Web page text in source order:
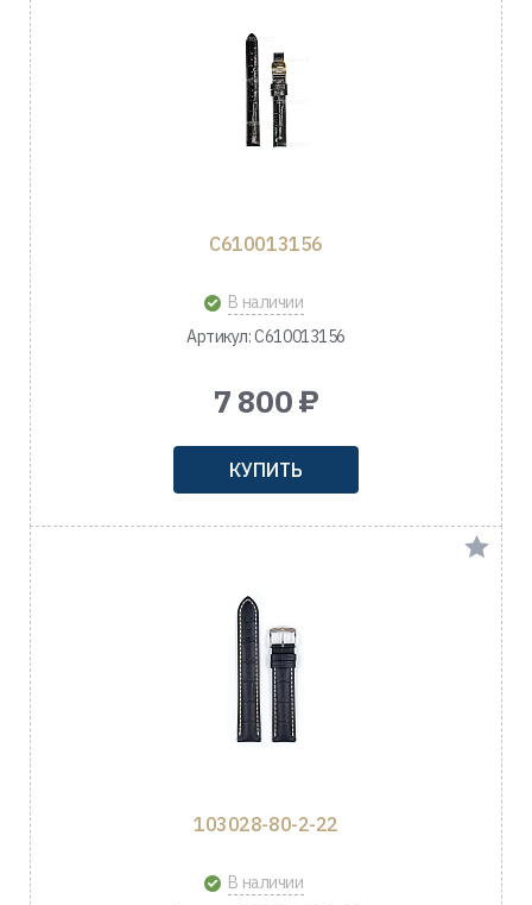
C610013156
В наличии
Артикул: C610013156
7 800 ₽
КУПИТЬ
103028-80-2-22
В наличии